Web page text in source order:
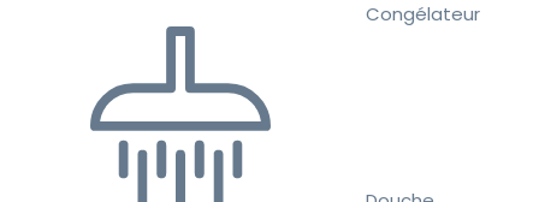
Congélateur